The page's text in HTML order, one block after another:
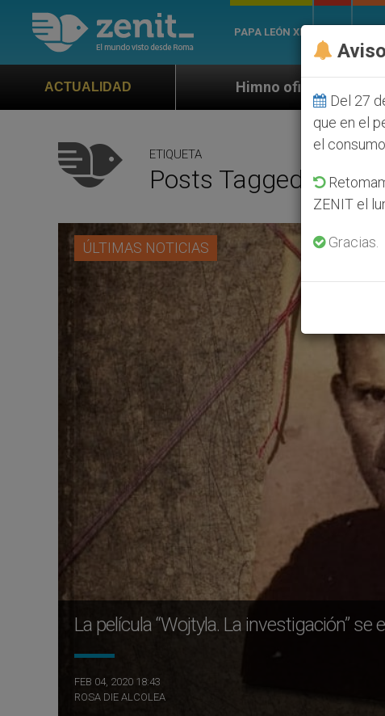
PAPA LEÓN XIV
ACTUALIDAD
Himno oficial de la Jornada Mundial de la
ETIQUETA
Posts Tagged
ÚLTIMAS NOTICIAS
La película “Wojtyla. La investigación”
FEB 04, 2020 18:43
ROSA DIE ALCOLEA
Del 27
que en el
el
ZENIT el
Gracias.